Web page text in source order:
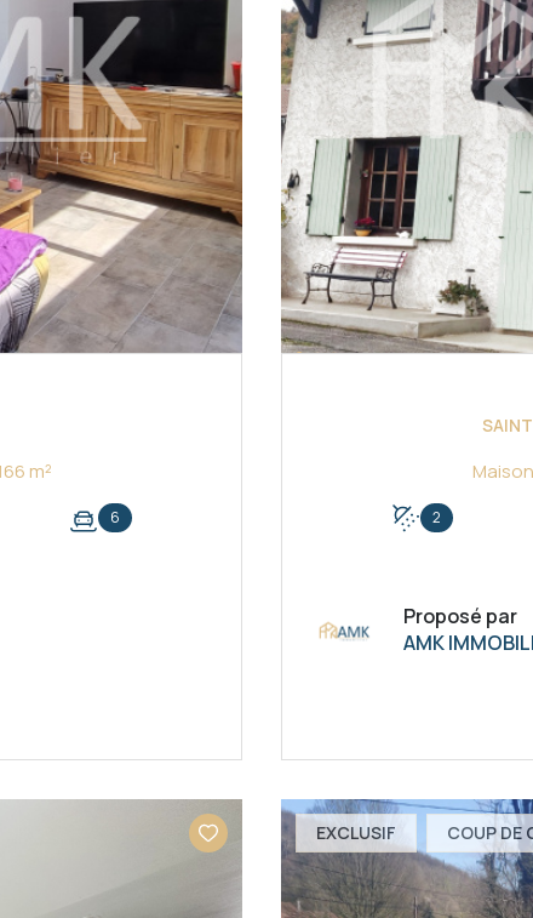
Maison 8 pièce(s) 4 chambre(s) 166 m²
6 2
Proposé par
AMK
EXCLUSIF COUP DE